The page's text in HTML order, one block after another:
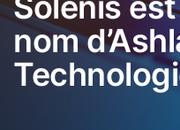
nom